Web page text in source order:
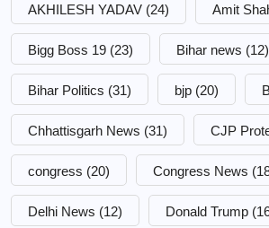
AKHILESH YADAV (24) Amit
Bigg Boss 19 (23) Bihar news (12)
Bihar Politics (31) bjp (20)
Chhattisgarh News (31) CJP
congress (20) Congress News
Delhi News (12) Donald Trump